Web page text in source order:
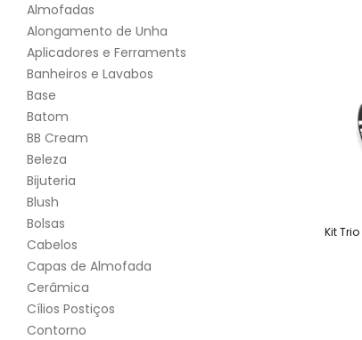
Kit
Almofadas
Alongamento de Unha
Aplicadores e Ferraments
Banheiros e Lavabos
Base
Batom
BB Cream
Beleza
Bijuteria
Blush
Bolsas
Cabelos
Capas de Almofada
Cerâmica
Cílios Postiços
Contorno